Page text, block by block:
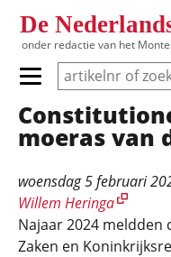
De
onder redactie van het
Primair menu tonen/
Hoofdnavigatie
moeras van
woensdag 5 februari
Willem Heringa
Najaar 2024
Zaken en